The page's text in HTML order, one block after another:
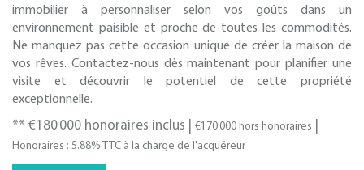
immobilier à personnaliser selon vos goûts dans un
environnement paisible et proche de toutes les commodités.
Ne manquez pas cette occasion unique de créer la maison de
vos rêves. Contactez-nous dès maintenant pour planifier une
visite et découvrir le potentiel de cette propriété
exceptionnelle.
** €180 000 honoraires inclus €170 000 hors honoraires
Honoraires : 5.88% TTC à la charge de l'acquéreur